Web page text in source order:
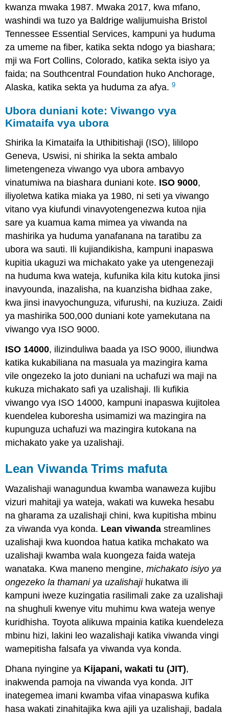
kwanza mwaka 1987. Mwaka 2017, kwa mfano,
washindi wa tuzo ya Baldrige walijumuisha Bristol
Tennessee Essential Services, kampuni ya huduma
za umeme na fiber, katika sekta ndogo ya biashara;
mji wa Fort Collins, Colorado, katika sekta isiyo ya
faida; na Southcentral Foundation huko Anchorage,
Alaska, katika sekta ya huduma za afya.9
Ubora duniani kote: Viwango vya
Kimataifa vya ubora
Shirika la Kimataifa la Uthibitishaji (ISO), lililopo
Geneva, Uswisi, ni shirika la sekta ambalo
limetengeneza viwango vya ubora ambavyo
vinatumiwa na biashara duniani kote. ISO 9000,
iliyoletwa katika miaka ya 1980, ni seti ya viwango
vitano vya kiufundi vinavyotengenezwa kutoa njia
sare ya kuamua kama mimea ya viwanda na
mashirika ya huduma yanafanana na taratibu za
ubora wa sauti. Ili kujiandikisha, kampuni inapaswa
kupitia ukaguzi wa michakato yake ya utengenezaji
na huduma kwa wateja, kufunika kila kitu kutoka jinsi
inavyounda, inazalisha, na kuanzisha bidhaa zake,
kwa jinsi inavyochunguza, vifurushi, na kuziuza. Zaidi
ya mashirika 500,000 duniani kote yamekutana na
viwango vya ISO 9000.
ISO 14000, ilizinduliwa baada ya ISO 9000, iliundwa
katika kukabiliana na masuala ya mazingira kama
vile ongezeko la joto duniani na uchafuzi wa maji na
kukuza michakato safi ya uzalishaji. Ili kufikia
viwango vya ISO 14000, kampuni inapaswa kujitolea
kuendelea kuboresha usimamizi wa mazingira na
kupunguza uchafuzi wa mazingira kutokana na
michakato yake ya uzalishaji.
Lean Viwanda Trims mafuta
Wazalishaji wanagundua kwamba wanaweza kujibu
vizuri mahitaji ya wateja, wakati wa kuweka hesabu
na gharama za uzalishaji chini, kwa kupitisha mbinu
za viwanda vya konda. Lean viwanda streamlines
uzalishaji kwa kuondoa hatua katika mchakato wa
uzalishaji kwamba wala kuongeza faida wateja
wanataka. Kwa maneno mengine,michakato isiyo ya
ongezeko la thamani ya uzalishajihukatwa ili
kampuni iweze kuzingatia rasilimali zake za uzalishaji
na shughuli kwenye vitu muhimu kwa wateja wenye
kuridhisha. Toyota alikuwa mpainia katika kuendeleza
mbinu hizi, lakini leo wazalishaji katika viwanda vingi
wamepitisha falsafa ya viwanda vya konda.
Dhana nyingine ya Kijapani, wakati tu (JIT),
inakwenda pamoja na viwanda vya konda. JIT
inategemea imani kwamba vifaa vinapaswa kufika
hasa wakati zinahitajika kwa ajili ya uzalishaji, badala